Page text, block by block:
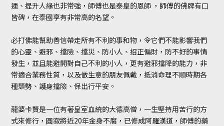
運、提升人緣也非常強，師傅也是泰皇的恩師 ，師傅的佛牌有口
皆碑，在泰國享有非常高的名望。
必打佛能幫助善信帶走所有不利的事和物，令它們不能影響我們
的心靈、避邪、擋險、擋災、防小人、招正偏財，防不好的事情
發生，並且能避開對自己不利的小人，更有避邪擋降的能力，非
常適合業務性質，以及做生意的朋友佩戴，抵消命理不順時期各
種頹勢、護身擋險、保出行平安。
龍婆卡賢是一位有著皇室血統的大德高僧，一生堅持用苦行的方
式來修行，圓寂將近20年金身不腐，已修成阿羅漢道，師傅的藥